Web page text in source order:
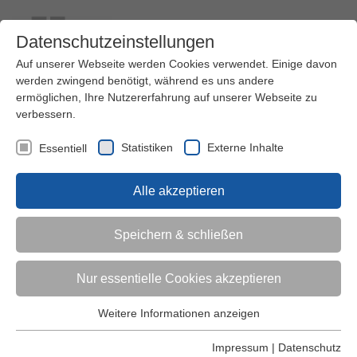
Kontakt Ihre Meinung ist uns wichtig!
Kinder (0-6)
Grundschulkinder
Jugendliche
Datenschutzeinstellungen
Auf unserer Webseite werden Cookies verwendet. Einige davon
werden zwingend benötigt, während es uns andere
ermöglichen, Ihre Nutzererfahrung auf unserer Webseite zu
verbessern.
Essentiell Statistiken Externe Inhalte
Alle akzeptieren
Speichern & schließen
Nur essentielle Cookies akzeptieren
Essentielle Cookies werden für grundlegende Funktionen der
Weitere Informationen anzeigen
Impressum | Datenschutz